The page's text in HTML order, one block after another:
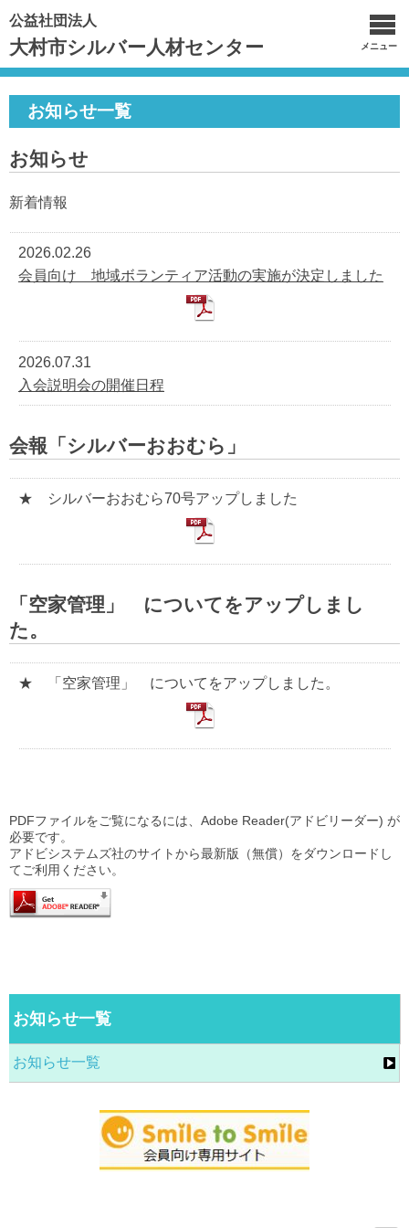
公益社団法人
大村市シルバー人材センター メニュー
お知らせ一覧
お知らせ
新着情報
2026.02.26
会員向け 地域ボランティア活動の実施が決定しました
2026.07.31
入会説明会の開催日程
会報「シルバーおおむら」
★ シルバーおおむら70号アップしました
「空家管理」 についてをアップしまし
た。
★ 「空家管理」 についてをアップしました。
PDFファイルをご覧になるには、Adobe Reader(アドビリーダー) が
必要です。
アドビシステムズ社のサイトから最新版（無償）をダウンロードし
てご利用ください。
お知らせ一覧
お知らせ一覧